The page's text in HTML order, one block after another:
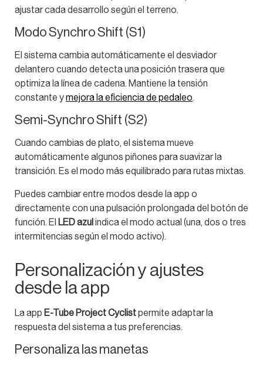
ajustar cada desarrollo según el terreno.
Modo Synchro Shift (S1)
El sistema cambia automáticamente el desviador
delantero cuando detecta una posición trasera que
optimiza la línea de cadena. Mantiene la tensión
constante ymejora la eficiencia de pedaleo.
Semi-Synchro Shift (S2)
Cuando cambias de plato, el sistema mueve
automáticamente algunos piñones para suavizar la
transición. Es el modo más equilibrado para rutas mixtas.
Puedes cambiar entre modos desde la app o
directamente con una pulsación prolongada del botón de
función. El LED azulindica el modo actual (una, dos o tres
intermitencias según el modo activo).
Personalización y ajustes
desde la app
La app E-Tube Project Cyclistpermite adaptar la
respuesta del sistema a tus preferencias.
Personaliza las manetas